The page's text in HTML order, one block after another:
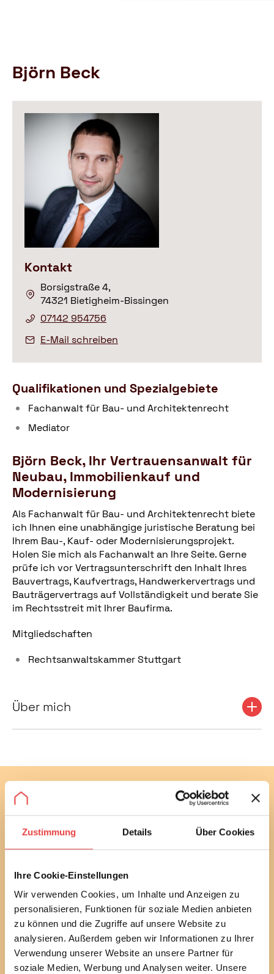
Zustimmung Details Über Cookies
Ihre Cookie-Einstellungen
Wir verwenden Cookies, um Inhalte und Anzeigen zu
personalisieren, Funktionen für soziale Medien anbieten
zu können und die Zugriffe auf unsere Website zu
analysieren. Außerdem geben wir Informationen zu Ihrer
Verwendung unserer Website an unsere Partner für
soziale Medien, Werbung und Analysen weiter. Unsere
Björn Beck
Kontakt
Borsigstraße 4,
74321 Bietigheim-Bissingen
07142 954756
E-Mail schreiben
Qualifikationen und Spezialgebiete
Fachanwalt für Bau- und Architektenrecht
Mediator
Björn Beck, Ihr Vertrauensanwalt für
Neubau, Immobilienkauf und
Modernisierung
Als Fachanwalt für Bau- und Architektenrecht biete
ich Ihnen eine unabhängige juristische Beratung bei
Ihrem Bau-, Kauf- oder Modernisierungsprojekt.
Holen Sie mich als Fachanwalt an Ihre Seite. Gerne
prüfe ich vor Vertragsunterschrift den Inhalt Ihres
Bauvertrags, Kaufvertrags, Handwerkervertrags und
Bauträgervertrags auf Vollständigkeit und berate Sie
im Rechtsstreit mit Ihrer Baufirma.
Mitgliedschaften
Rechtsanwaltskammer Stuttgart
Über mich
Abonnieren Sie jetzt unseren
kostenlosen Newsletter
Mit unserem monatlichen Newsletter bleiben Sie bei
Erfahren Sie außerdem alle aktuellen Termine und
Sie können diesen Service in jedem Newsletter wieder
abbestellen.
Ich habe dieDatenschutzbestimmungen gelesen
und stimme diesen zu.